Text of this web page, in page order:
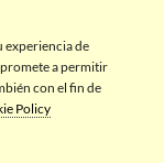
experiencia de
a permitir
con el fin de
Policy